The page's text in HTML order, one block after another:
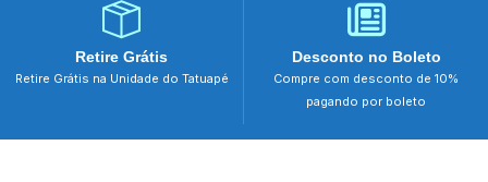
Retire Grátis
Retire Grátis na Unidade do Tatuapé
Desconto no Boleto
Compre com desconto de 10%
pagando por boleto